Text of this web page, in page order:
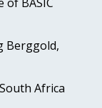
Berggold,
Africa